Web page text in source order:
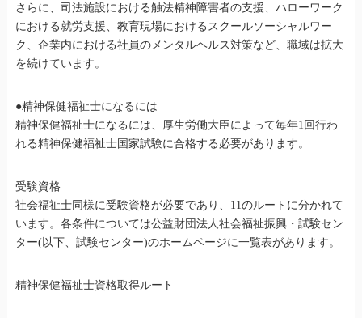
さらに、司法施設における触法精神障害者の支援、ハローワーク
における就労支援、教育現場におけるスクールソーシャルワー
ク、企業内における社員のメンタルヘルス対策など、職域は拡大
を続けています。
●精神保健福祉士になるには
精神保健福祉士になるには、厚生労働大臣によって毎年1回行わ
れる精神保健福祉士国家試験に合格する必要があります。
受験資格
社会福祉士同様に受験資格が必要であり、11のルートに分かれて
います。各条件については公益財団法人社会福祉振興・試験セン
ター(以下、試験センター)のホームページに一覧表があります。
精神保健福祉士資格取得ルート